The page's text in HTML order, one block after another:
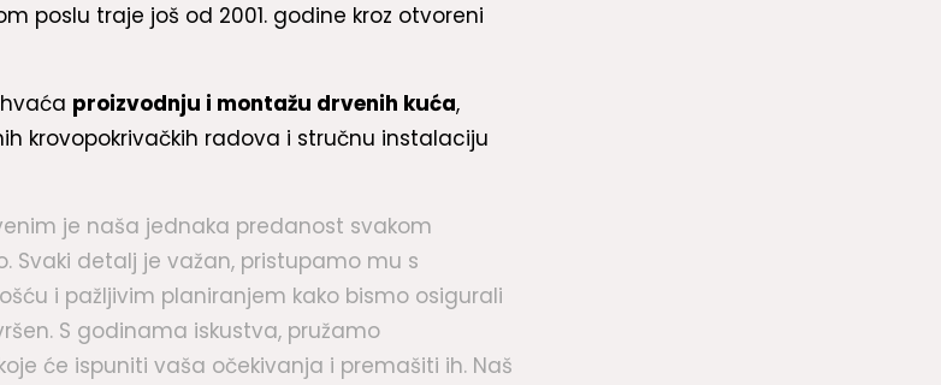
poslu traje još od 2001. godine kroz otvoreni
proizvodnju i montažu drvenih kuća,
krovopokrivačkih radova i stručnu instalaciju
je naša jednaka predanost svakom
Svaki detalj je važan, pristupamo mu s
i pažljivim planiranjem kako bismo osigurali
S godinama iskustva, pružamo
će ispuniti vaša očekivanja i premašiti ih. Naš